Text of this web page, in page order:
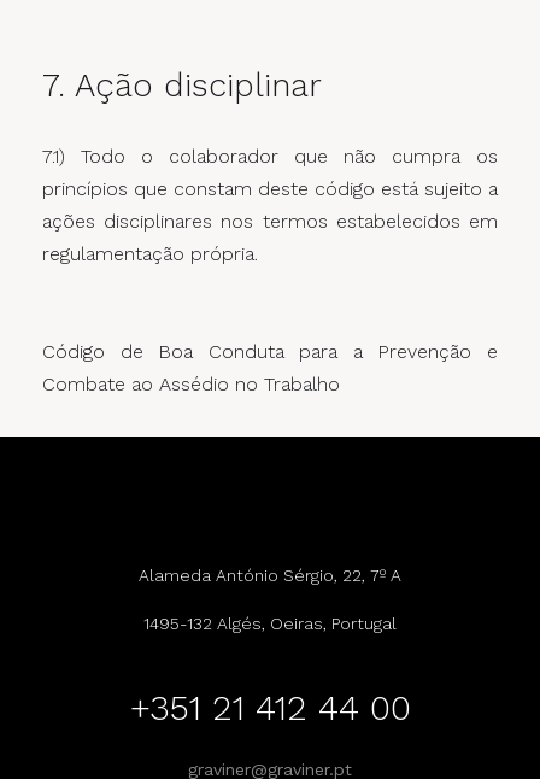
7. Ação disciplinar
7.1) Todo o colaborador que não cumpra os
princípios que constam deste código está sujeito a
ações disciplinares nos termos estabelecidos em
regulamentação própria.
Código de Boa Conduta para a Prevenção e
Combate ao Assédio no Trabalho
Alameda António Sérgio, 22, 7º A
1495-132 Algés, Oeiras, Portugal
+351 21 412 44 00
graviner@graviner.pt